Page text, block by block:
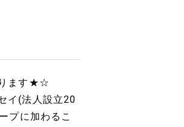
ります★☆
イ(法人設立20
プに加わるこ